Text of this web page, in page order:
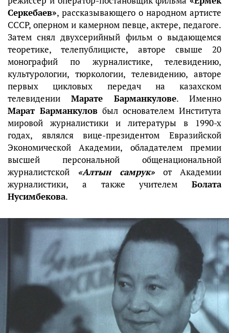
Серкебаев», рассказывающего о народном артисте
СССР, оперном и камерном певце, актере, педагоге.
Затем снял двухсерийный фильм о выдающемся
теоретике, телепублицисте, авторе свыше 20
монографий по журналистике, телевидению,
культурологии, тюркологии, телевидению, авторе
первых цикловых передач на казахском
телевидении Марате Барманкулове. Именно
Марат Барманкулов был основателем Института
мировой журналистики и литературы в 1990-х
годах, являлся вице-президентом Евразийской
Экономической Академии, обладателем премии
высшей персональной общенациональной
журналистской «Алтын самрук»от Академии
журналистики, а также учителем Болата
Нусимбекова.